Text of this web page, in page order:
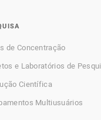
de Concentração
e Laboratórios de
Científica
Multiusuários